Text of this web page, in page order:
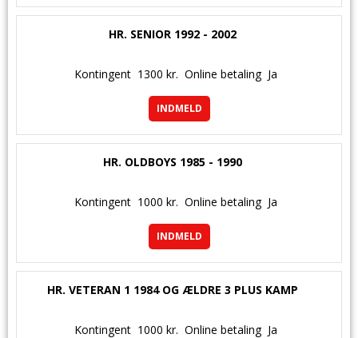
HR. SENIOR 1992 - 2002
Kontingent 1300 kr. Online betaling Ja
INDMELD
HR. OLDBOYS 1985 - 1990
Kontingent 1000 kr. Online betaling Ja
INDMELD
HR. VETERAN 1 1984 OG ÆLDRE 3 PLUS KAMP
Kontingent 1000 kr. Online betaling Ja